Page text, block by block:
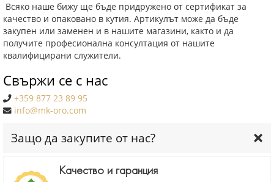
Всяко наше бижу ще бъде придружено от сертификат за
качество и опаковано в кутия. Артикулът може да бъде
закупен или заменен и в нашите магазини, както и да
получите професионална консултация от нашите
квалифицирани служители.
Свържи се с нас
+359 877 23 89 95
info@mk-oro.com
Защо да закупите от нас?
Качество и гаранция